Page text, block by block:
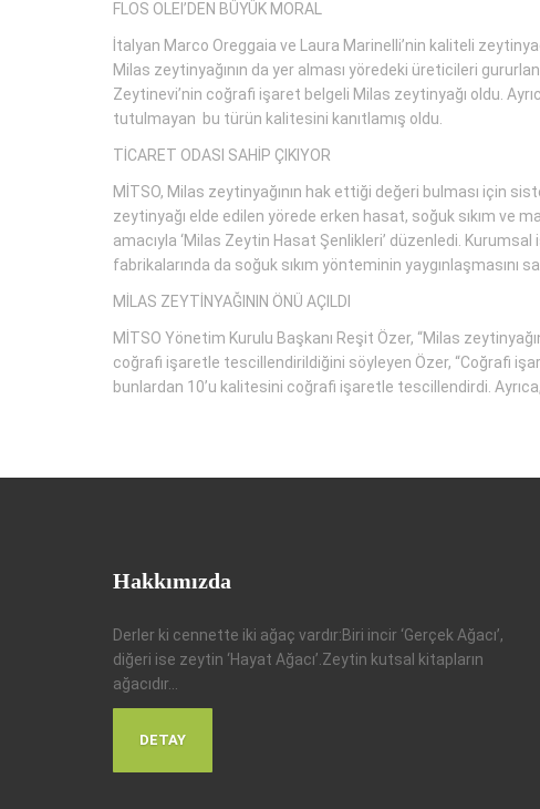
FLOS OLEI’DEN BÜYÜK MORAL
İtalyan Marco Oreggaia ve Laura Marinelli’nin kaliteli
Milas zeytinyağının da yer alması yöredeki üreticileri
Zeytinevi’nin coğrafi işaret belgeli Milas zeytinyağı oldu.
tutulmayan bu türün kalitesini kanıtlamış oldu.
TİCARET ODASI SAHİP ÇIKIYOR
MİTSO, Milas zeytinyağının hak ettiği değeri bulması için
zeytinyağı elde edilen yörede erken hasat, soğuk sıkım ve
amacıyla ‘Milas Zeytin Hasat Şenlikleri’ düzenledi.
fabrikalarında da soğuk sıkım yönteminin yaygınlaşmasını
MİLAS ZEYTİNYAĞININ ÖNÜ AÇILDI
MİTSO Yönetim Kurulu Başkanı Reşit Özer, “Milas
coğrafi işaretle tescillendirildiğini söyleyen Özer, “Coğrafi
bunlardan 10’u kalitesini coğrafi işaretle tescillendirdi. Ayrıca,
Hakkımızda
Derler ki cennette iki ağaç vardır:Biri incir ‘Gerçek Ağacı’,
diğeri ise zeytin ‘Hayat Ağacı’.Zeytin kutsal kitapların
ağacıdır...
DETAY